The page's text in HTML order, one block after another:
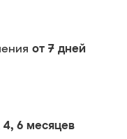
от 7 дней
4, 6 месяцев